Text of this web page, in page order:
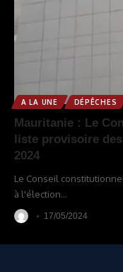
A LA UNE DÉPÊCHES
Mauritanie : Le
liste provisoire
2024
Le Conseil
à l'élection…
17/05/2024